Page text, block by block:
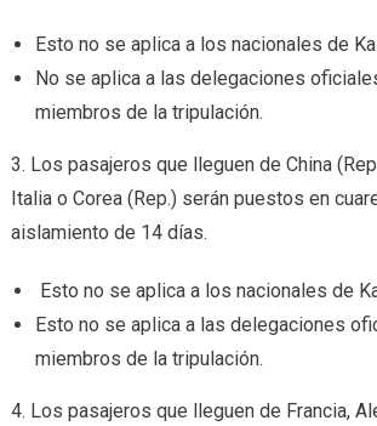
Esto no se aplica a los nacionales de
No se aplica a las delegaciones
miembros de la tripulación.
3. Los pasajeros que lleguen de China
Italia o Corea (Rep.) serán puestos en
aislamiento de 14 días.
Esto no se aplica a los nacionales de
Esto no se aplica a las delegaciones
miembros de la tripulación.
4. Los pasajeros que lleguen de Francia,